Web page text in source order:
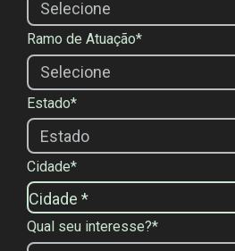
Ramo de Atuação*
Estado*
Cidade*
Cidade *
C
i
d
Qual seu interesse?*